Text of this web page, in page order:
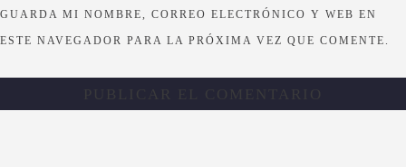
GUARDA MI NOMBRE, CORREO ELECTRÓNICO Y WEB EN
ESTE NAVEGADOR PARA LA PRÓXIMA VEZ QUE COMENTE.